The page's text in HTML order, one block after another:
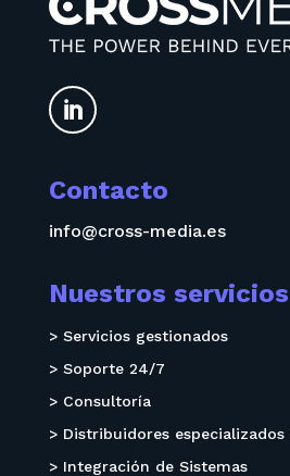

Contacto
info@cross-media.es
Nuestros servicios
> Servicios gestionados
> Soporte 24/7
> Consultoría
> Distribuidores
> Integración de Sistemas